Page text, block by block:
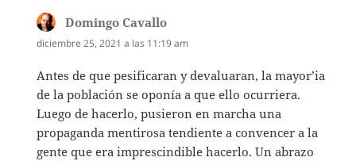
Domingo Cavallo
diciembre 25, 2021 a las 11:19 am
Antes de que pesificaran y devaluaran, la mayor’ia
de la población se oponía a que ello ocurriera.
Luego de hacerlo, pusieron en marcha una
propaganda mentirosa tendiente a convencer a la
gente que era imprescindible hacerlo. Un abrazo